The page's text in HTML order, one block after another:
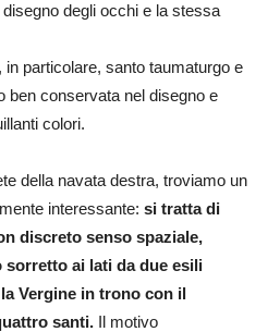
degli occhi e la stessa
particolare, santo taumaturgo e
ben conservata nel disegno e
colori.
della navata destra, troviamo un
interessante: si tratta di
discreto senso spaziale,
ai lati da due esili
Vergine in trono con il
santi. Il motivo